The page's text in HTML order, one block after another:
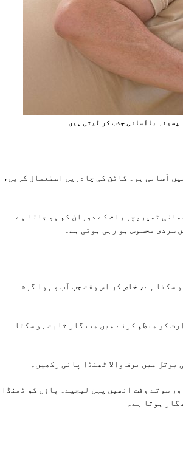
باآسانی جذب کر لیتی ہیں
آسانی ہو۔ کاٹن کی چادریں استعمال کریں،
ٹمپریچر رات کے دوران کم ہو جاتا ہے
سردی محسوس ہو رہی ہوتی ہے۔
سکتا ہے، خاص کر اس وقت جب آب و ہوا گرم
کو منظم کرنے میں مددگار ثابت ہو سکتا
میں برف والا ٹھنڈا پانی رکھیں۔
سوتے وقت انھیں پہن لیجیے۔ پاؤں کو ٹھنڈا
ہوتا ہے۔